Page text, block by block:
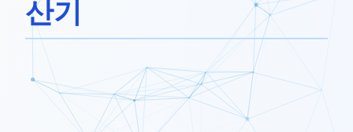
산기